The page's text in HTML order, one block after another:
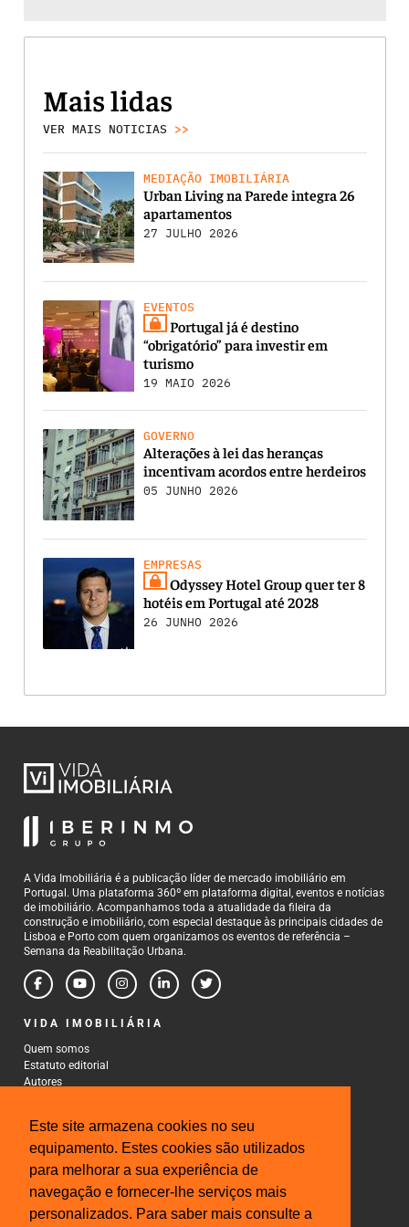
Este site armazena cookies no seu
equipamento. Estes cookies são utilizados
para melhorar a sua experiência de
navegação e fornecer-lhe serviços mais
personalizados. Para saber mais consulte a
Mais lidas
VER MAIS NOTICIAS >>
MEDIAÇÃO IMOBILIÁRIA
Urban Living na Parede integra 26
apartamentos
27 JULHO 2026
EVENTOS
Portugal já é destino
“obrigatório” para investir em
turismo
19 MAIO 2026
GOVERNO
Alterações à lei das heranças
incentivam acordos entre herdeiros
05 JUNHO 2026
EMPRESAS
Odyssey Hotel Group quer ter 8
hotéis em Portugal até 2028
26 JUNHO 2026
A Vida Imobiliária é a publicação líder de mercado imobiliário em
Portugal. Uma plataforma 360º em plataforma digital, eventos e notícias
de imobiliário. Acompanhamos toda a atualidade da fileira da
construção e imobiliário, com especial destaque às principais cidades de
Lisboa e Porto com quem organizamos os eventos de referência –
Semana da Reabilitação Urbana.
VIDA IMOBILIÁRIA
Quem somos
Estatuto editorial
Autores
CONTACTOS
Rua Gonçalo Cristovão, 185 - 6º
4000-269 Porto
Tel: 222 085 009
Fax: 222 085 010